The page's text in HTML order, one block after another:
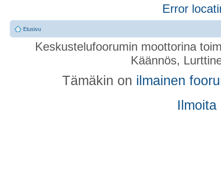
Error
Etusivu
Keskustelufoorumin moottorina
Käännös,
Tämäkin on ilmainen